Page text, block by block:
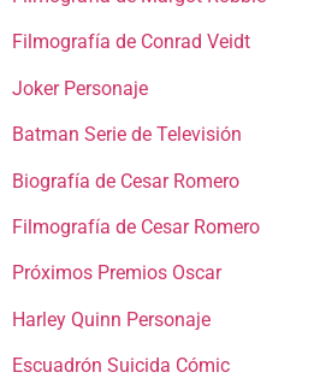
Filmografía de Conrad Veidt
Joker Personaje
Batman Serie de Televisión
Biografía de Cesar Romero
Filmografía de Cesar Romero
Próximos Premios Oscar
Harley Quinn Personaje
Escuadrón Suicida Cómic